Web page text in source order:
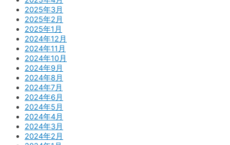
2025年3月
2025年2月
2025年1月
2024年12月
2024年11月
2024年10月
2024年9月
2024年8月
2024年7月
2024年6月
2024年5月
2024年4月
2024年3月
2024年2月